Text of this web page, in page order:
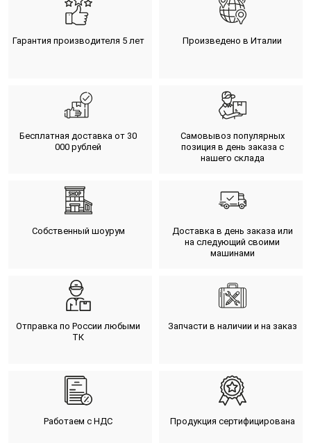
Гарантия производителя 5 лет Произведено в Италии
Бесплатная доставка от 30
000 рублей
Самовывоз популярных
позиция в день заказа с
нашего склада
Собственный шоурум
Доставка в день заказа или
на следующий своими
машинами
Отправка по России любыми
ТК
Запчасти в наличии и на заказ
Работаем с НДС Продукция сертифицирована